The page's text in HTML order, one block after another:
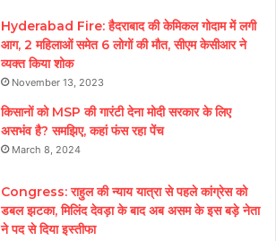
Hyderabad Fire: हैदराबाद की केमिकल गोदाम में लगी
आग, 2 महिलाओं समेत 6 लोगों की मौत, सीएम केसीआर ने
व्यक्त किया शोक
November 13, 2023
किसानों को MSP की गारंटी देना मोदी सरकार के लिए
असभंव है? समझिए, कहां फंस रहा पेंच
March 8, 2024
Congress: राहुल की न्याय यात्रा से पहले कांग्रेस को
डबल झटका, मिलिंद देवड़ा के बाद अब असम के इस बड़े नेता
ने पद से दिया इस्तीफा